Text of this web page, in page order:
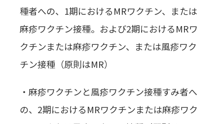
種者への、1期におけるMRワクチン、または
麻疹ワクチン接種。および2期におけるMRワ
クチンまたは麻疹ワクチン、または風疹ワク
チン接種（原則はMR）
・麻疹ワクチンと風疹ワクチン接種すみ者へ
の、2期におけるMRワクチンまたは麻疹ワク